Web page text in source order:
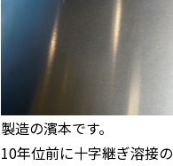
製造の濱本です。
10年位前に十字継ぎ溶接